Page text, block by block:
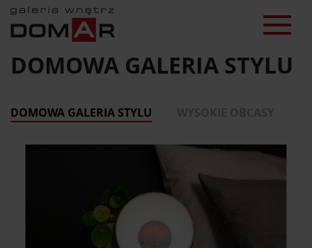
DOMOWA GALERIA STYLU
DOMOWA GALERIA STYLU